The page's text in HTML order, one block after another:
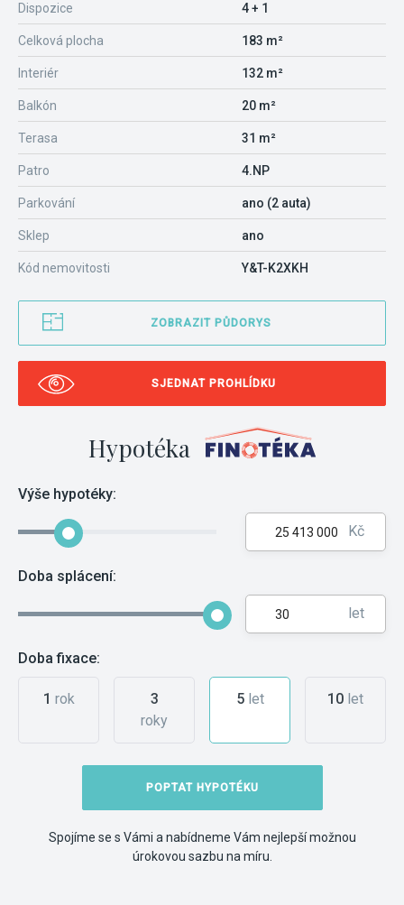
Dispozice 4 + 1
Celková plocha 183 m²
Interiér 132 m²
Balkón 20 m²
Terasa 31 m²
Patro 4.NP
Parkování ano (2 auta)
Sklep ano
Kód nemovitosti Y&T-K2XKH
ZOBRAZIT PŮDORYS
SJEDNAT PROHLÍDKU
Hypotéka
Výše hypotéky:
Kč
Doba splácení:
let
Doba fixace:
1 rok
3
roky
5let 10 let
POPTAT HYPOTÉKU
Spojíme se s Vámi a nabídneme Vám nejlepší možnou
úrokovou sazbu na míru.